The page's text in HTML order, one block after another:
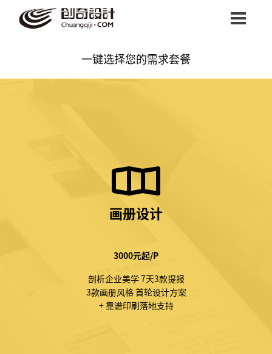
一键选择您的需求套餐
画册设计
3000元起/P
剖析企业美学 7天3款提报
3款画册风格 首轮设计方案
+ 靠谱印刷落地支持